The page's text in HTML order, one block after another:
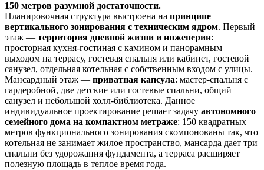
150 метров разумной достаточности.
Планировочная структура выстроена на принципе
вертикального зонирования с техническим ядром. Первый
этаж — территория дневной жизни и инженерии:
просторная кухня-гостиная с камином и панорамным
выходом на террасу, гостевая спальня или кабинет, гостевой
санузел, отдельная котельная с собственным входом с улицы.
Мансардный этаж — приватная капсула: мастер-спальня с
гардеробной, две детские или гостевые спальни, общий
санузел и небольшой холл-библиотека. Данное
индивидуальное проектирование решает задачу автономного
семейного дома на компактном метраже: 150 квадратных
метров функционального зонирования скомпонованы так, что
котельная не занимает жилое пространство, мансарда дает три
спальни без удорожания фундамента, а терраса расширяет
полезную площадь в теплое время года.